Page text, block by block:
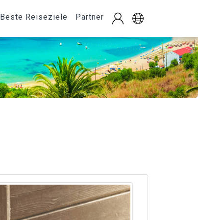
Beste Reiseziele Partner